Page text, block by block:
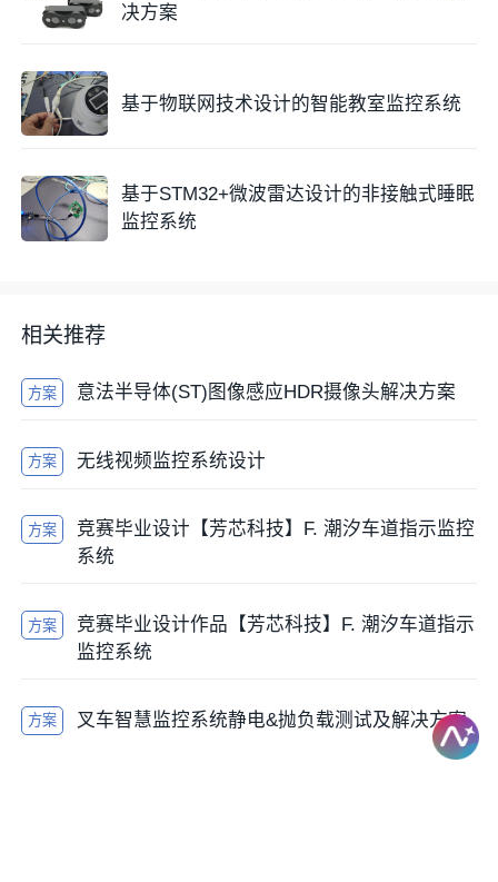
决方案
基于物联网技术设计的智能教室监控系统
基于STM32+微波雷达设计的非接触式睡眠
监控系统
相关推荐
方案 意法半导体(ST)图像感应HDR摄像头解决方案
方案 无线视频监控系统设计
方案
竞赛毕业设计【芳芯科技】F. 潮汐车道指示监控
系统
方案
竞赛毕业设计作品【芳芯科技】F. 潮汐车道指示
监控系统
方案 叉车智慧监控系统静电&抛负载测试及解决方案